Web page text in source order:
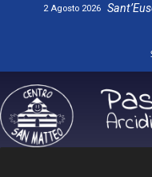
2 Agosto 2026